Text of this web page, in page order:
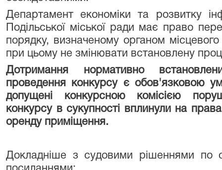
Департамент економіки та розвитку
Подільської міської ради має право
порядку, визначеному органом
при цьому не змінювати встановлену
Дотримання нормативно
проведення конкурсу є обов'язковою
допущені конкурсною комісією
конкурсу в сукупності вплинули на
оренду приміщення.
Докладніше з судовими рішеннями по